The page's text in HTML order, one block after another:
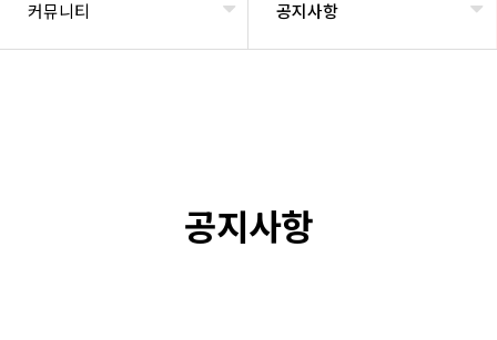
커뮤니티 공지사항
공지사항